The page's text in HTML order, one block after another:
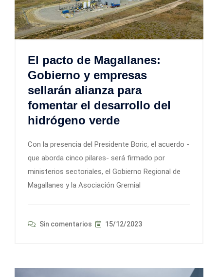
El pacto de Magallanes:
Gobierno y empresas
sellarán alianza para
fomentar el desarrollo del
hidrógeno verde
Con la presencia del Presidente Boric, el acuerdo -
que aborda cinco pilares- será firmado por
ministerios sectoriales, el Gobierno Regional de
Magallanes y la Asociación Gremial
Sin comentarios 15/12/2023